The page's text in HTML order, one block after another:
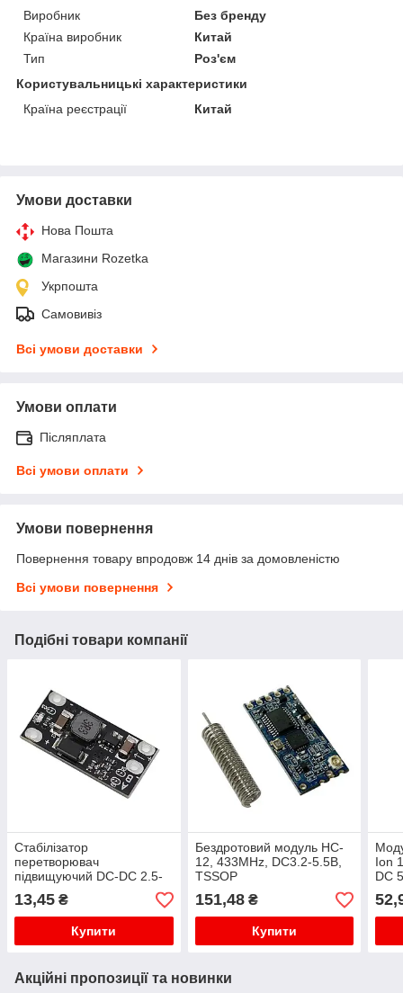
Виробник
Без бренду
Країна виробник
Китай
Тип
Роз'єм
Користувальницькі характеристики
Країна реєстрації
Китай
Умови доставки
Нова Пошта
Магазини Rozetka
Укрпошта
Самовивіз
Всі умови доставки
Умови оплати
Післяплата
Всі умови оплати
Умови повернення
Повернення товару впродовж 14 днів за домовленістю
Всі умови повернення
Подібні товари компанії
Стабілізатор
перетворювач
підвищуючий DC-DC 2.5-
11В - 5/8/9/12В, підходить
для всіх літієвих Li
акумуляторів
13,45 ₴
Купити
Бездротовий модуль HC-
12, 433MHz, DC3.2-5.5В,
TSSOP
151,48₴
Купити
Ion
DC
Акційні пропозиції та новинки